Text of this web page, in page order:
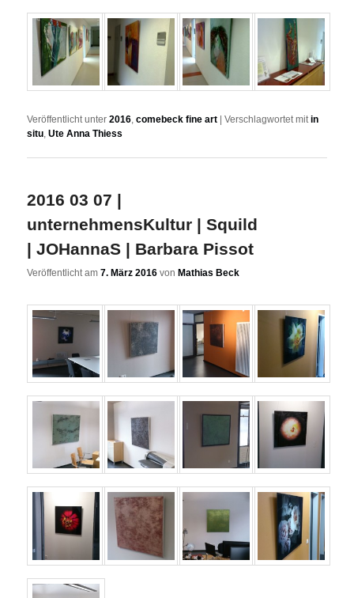
Veröffentlicht unter 2016,comebeck fine art |Verschlagwortet mit in
situ,Ute Anna Thiess
2016 03 07 |
unternehmensKultur | Squild
| JOHannaS | Barbara Pissot
Veröffentlicht am7. März 2016 vonMathias Beck